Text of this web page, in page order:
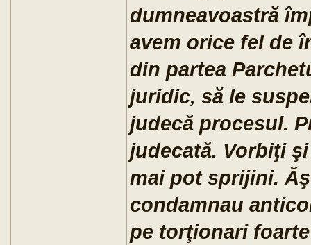
dumneavoastră
avem orice fel de
din partea
juridic, să le
judecă procesul.
judecată. Vorbiţi
mai pot sprijini.
condamnau
pe torţionari